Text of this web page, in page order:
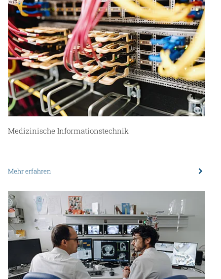
Medizinische Informationstechnik
Mehr erfahren